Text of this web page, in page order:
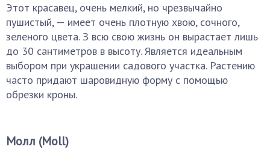
Этот красавец, очень мелкий, но чрезвычайно
пушистый, — имеет очень плотную хвою, сочного,
зеленого цвета. З всю свою жизнь он вырастает лишь
до 30 сантиметров в высоту. Является идеальным
выбором при украшении садового участка. Растению
часто придают шаровидную форму с помощью
обрезки кроны.
Молл (Моll)